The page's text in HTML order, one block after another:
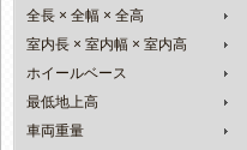
全長 × 全幅 × 全高
室内長 × 室内幅 × 室内高
ホイールベース
最低地上高
車両重量